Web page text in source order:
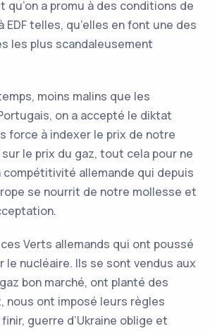
a promu à des conditions de
EDF telles, qu’elles en font une des
les plus scandaleusement
moins malins que les
on a accepté le diktat
force à indexer le prix de notre
le prix du gaz, tout cela pour ne
compétitivité allemande qui depuis
se nourrit de notre mollesse et
Verts allemands qui ont poussé
le nucléaire. Ils se sont vendus aux
bon marché, ont planté des
nous ont imposé leurs règles
guerre d’Ukraine oblige et